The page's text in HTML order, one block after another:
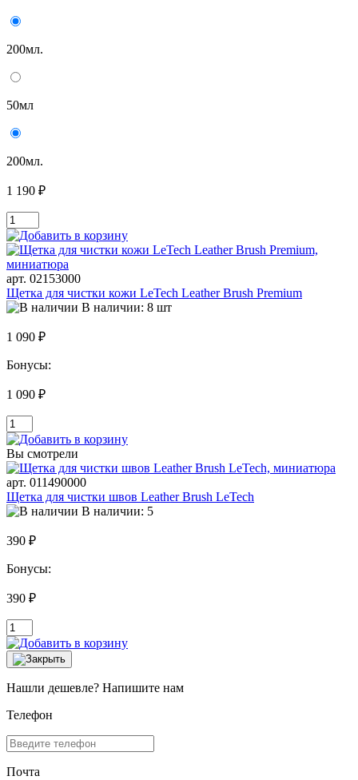
200мл.
50мл
200мл.
1 190 ₽
арт. 02153000
Щетка для чистки кожи LeTech Leather Brush Premium
В наличии: 8 шт
1 090 ₽
Бонусы:
1 090 ₽
Вы смотрели
арт. 011490000
Щетка для чистки швов Leather Brush LeTech
В наличии: 5
390 ₽
Бонусы:
390 ₽
Нашли дешевле? Напишите нам
Телефон
Почта